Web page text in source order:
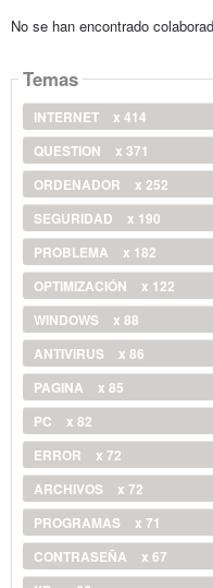
No se han encontrado
Temas
INTERNET
x 414
QUESTION
x 371
ORDENADOR
x 252
SEGURIDAD
x 190
PROBLEMA
x 182
OPTIMIZACIÓN
x 122
WINDOWS
x 88
ANTIVIRUS
x 86
PAGINA
x 85
PC
x 82
ERROR
x 72
ARCHIVOS
x 72
PROGRAMAS
x 71
CONTRASEÑA
x 67